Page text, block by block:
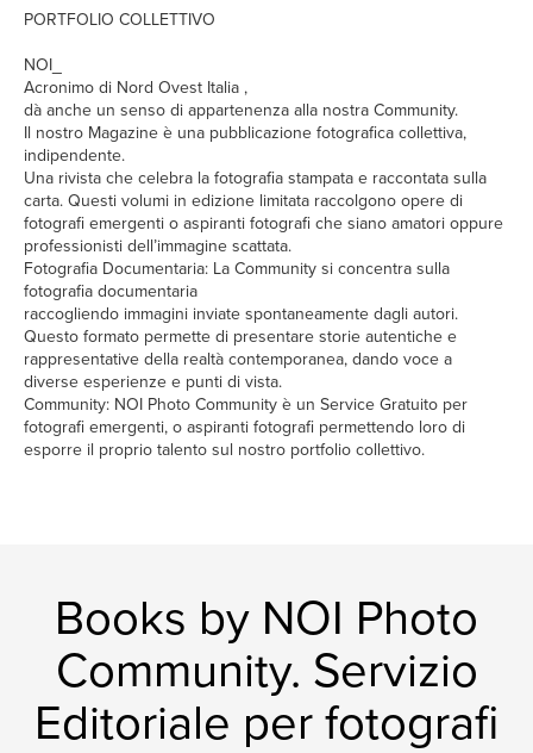
PORTFOLIO COLLETTIVO
NOI_
Acronimo di Nord Ovest Italia ,
dà anche un senso di appartenenza alla nostra Community.
Il nostro Magazine è una pubblicazione fotografica collettiva,
indipendente.
Una rivista che celebra la fotografia stampata e raccontata sulla
carta. Questi volumi in edizione limitata raccolgono opere di
fotografi emergenti o aspiranti fotografi che siano amatori oppure
professionisti dell’immagine scattata.
Fotografia Documentaria: La Community si concentra sulla
fotografia documentaria
raccogliendo immagini inviate spontaneamente dagli autori.
Questo formato permette di presentare storie autentiche e
rappresentative della realtà contemporanea, dando voce a
diverse esperienze e punti di vista.
Community: NOI Photo Community è un Service Gratuito per
fotografi emergenti, o aspiranti fotografi permettendo loro di
esporre il proprio talento sul nostro portfolio collettivo.
Books by NOI Photo
Community. Servizio
Editoriale per fotografi